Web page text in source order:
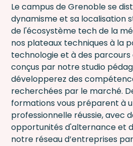
Le campus de Grenoble se
dynamisme et sa localisation
de l'écosystème tech de la
nos plateaux techniques à la
technologie et à des
conçus par notre studio
développerez des
recherchées par le marché.
formations vous préparent à
professionnelle réussie, avec
opportunités d'alternance et
notre réseau d’entreprises